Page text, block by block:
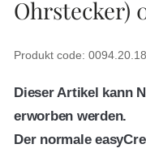
Ohrstecker)
Produkt code:
Dieser Artikel kann
erworben werden.
Der normale